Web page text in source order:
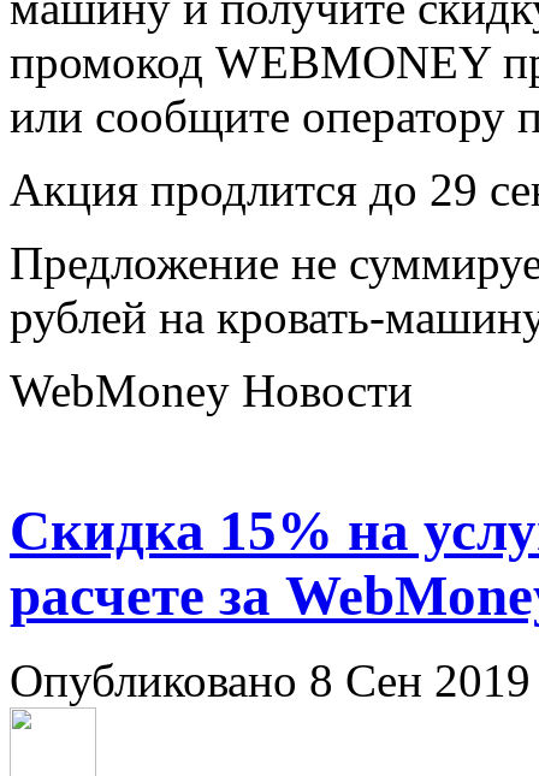
промокод WEBMONEY
или сообщите оператору
Акция продлится до 29
Предложение не
рублей на кровать-
WebMoney Новости
Скидка 15% на
расчете за
Опубликовано 8 Сен 2019